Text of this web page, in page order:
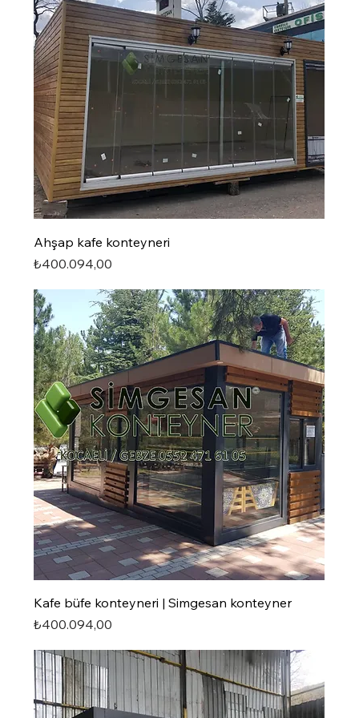
Ahşap kafe konteyneri
Fiyat
₺400.094,00
Kafe büfe konteyneri | Simgesan konteyner
Fiyat
₺400.094,00